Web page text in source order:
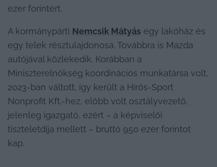
ezer forintért.
A kormánypárti Nemcsik Mátyás egy lakóház és
egy telek résztulajdonosa. Továbbra is Mazda
autójával közlekedik. Korábban a
Miniszterelnökség koordinációs munkatársa volt,
2023-ban váltott, így került a Hírös-Sport
Nonprofit Kft.-hez, előbb volt osztályvezető,
jelenleg igazgató, ezért – a képviselői
tiszteletdíja mellett – bruttó 950 ezer forintot
kap.